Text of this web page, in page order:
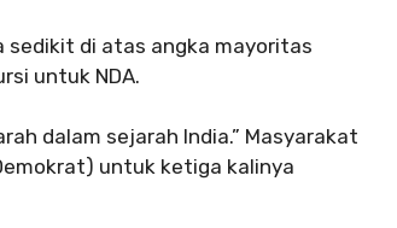
sedikit di atas angka mayoritas
untuk NDA.
dalam sejarah India.” Masyarakat
untuk ketiga kalinya